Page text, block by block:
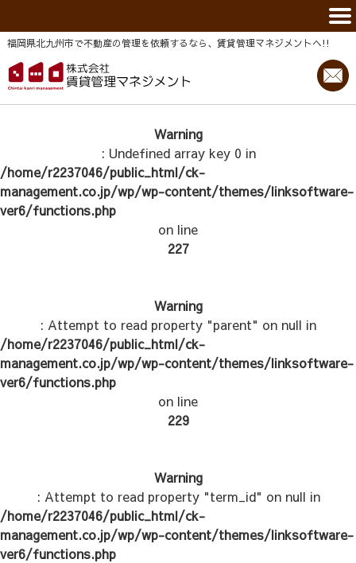
福岡県北九州市で不動産の管理を依頼するなら、賃貸管理マネジメントヘ!!
Warning
: Undefined array key 0 in
/home/r2237046/public_html/ck-
management.co.jp/wp/wp-content/themes/linksoftware-
ver6/functions.php
on line
227
Warning
: Attempt to read property "parent" on null in
/home/r2237046/public_html/ck-
management.co.jp/wp/wp-content/themes/linksoftware-
ver6/functions.php
on line
229
Warning
: Attempt to read property "term_id" on null in
/home/r2237046/public_html/ck-
management.co.jp/wp/wp-content/themes/linksoftware-
ver6/functions.php